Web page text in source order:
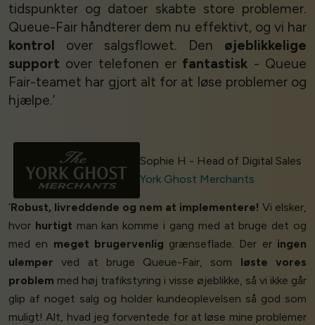
tidspunkter og datoer skabte store problemer.
Queue-Fair håndterer dem nu effektivt, og vi har
kontrol over salgsflowet. Den øjeblikkelige
support over telefonen er fantastisk - Queue
Fair-teamet har gjort alt for at løse problemer og
hjælpe.’
Sophie H - Head of Digital Sales
York Ghost Merchants
‘Robust, livreddende og nem at implementere! Vi elsker,
hvor hurtigt man kan komme i gang med at bruge det og
med en meget brugervenlig grænseflade. Der er ingen
ulemper ved at bruge Queue-Fair, som løste vores
problem med høj trafikstyring i visse øjeblikke, så vi ikke går
glip af noget salg og holder kundeoplevelsen så god som
muligt! Alt, hvad jeg forventede for at løse mine problemer